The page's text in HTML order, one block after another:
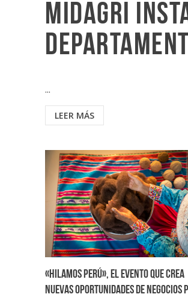
Midagri
...
LEER MÁS
«Hilamos Perú», el evento que crea
nuevas oportunidades de negocios